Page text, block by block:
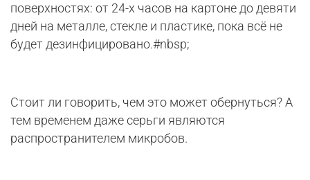
поверхностях: от 24-х часов на картоне до девяти
дней на металле, стекле и пластике, пока всё не
будет дезинфицировано.#nbsp;
Стоит ли говорить, чем это может обернуться? А
тем временем даже серьги являются
распространителем микробов.